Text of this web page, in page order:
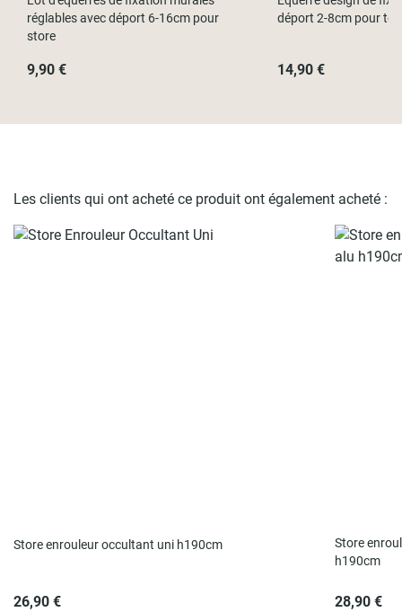
réglables avec déport 6-16cm pour
store
9,90 €
déport 2-8cm pour
14,90 €
Les clients qui ont acheté ce produit ont également acheté :
Store enrouleur occultant uni h190cm
26,90 €
Store
h190cm
28,90 €